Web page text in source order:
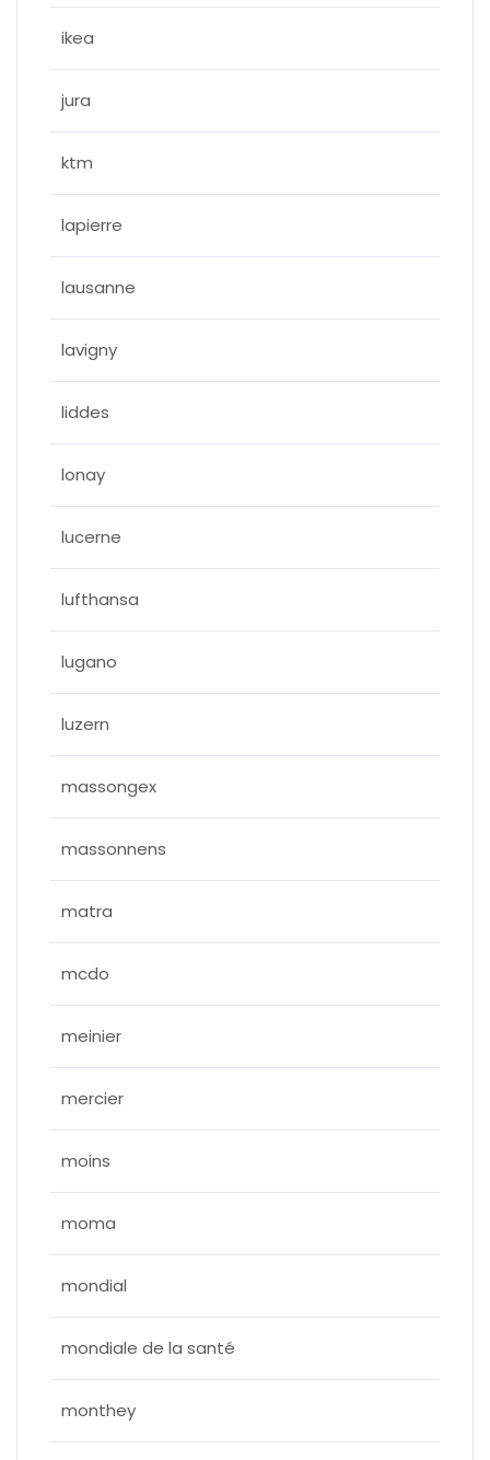
ikea
jura
ktm
lapierre
lausanne
lavigny
liddes
lonay
lucerne
lufthansa
lugano
luzern
massongex
massonnens
matra
mcdo
meinier
mercier
moins
moma
mondial
mondiale de la santé
monthey